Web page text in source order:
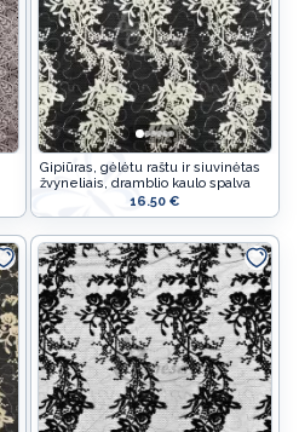
Gipiūras, gėlėtu raštu ir siuvinėtas
žvyneliais, dramblio kaulo spalva
16.50 €